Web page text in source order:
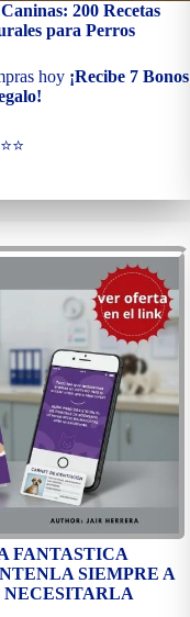
200 Recetas
para Perros
hoy ¡Recibe 7 Bonos
FANTASTICA
SIEMPRE A
NECESITARLA